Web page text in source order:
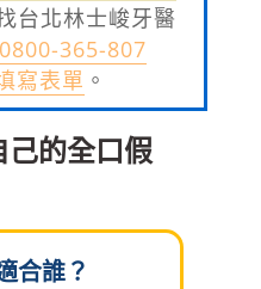
台北林士峻牙醫
0800-365-807
寫表單 。
的全口假
合誰？